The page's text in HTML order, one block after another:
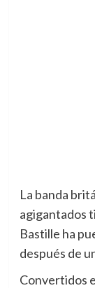
La banda
agigantados
Bastille ha
después de
Convertidos